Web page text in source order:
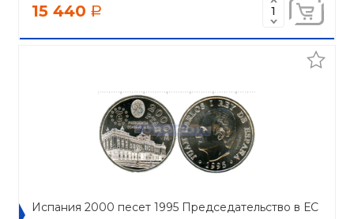
15 440 a
Испания 2000 песет 1995 Председательство в ЕС